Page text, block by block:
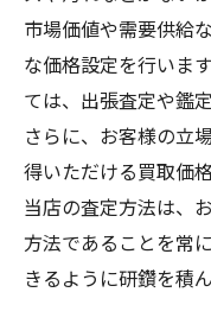
市場価値や需要供給
な価格設定を行いま
ては、出張査定や鑑
さらに、お客様の立
得いただける買取価
当店の査定方法は、
方法であることを常
きるように研鑽を積